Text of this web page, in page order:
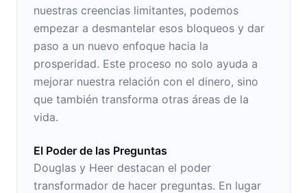
nuestras creencias limitantes, podemos
empezar a desmantelar esos bloqueos y dar
paso a un nuevo enfoque hacia la
prosperidad. Este proceso no solo ayuda a
mejorar nuestra relación con el dinero, sino
que también transforma otras áreas de la
vida.
El Poder de las Preguntas
Douglas y Heer destacan el poder
transformador de hacer preguntas. En lugar